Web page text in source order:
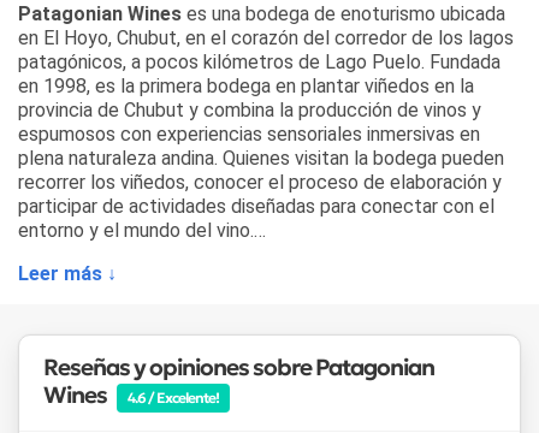
Patagonian Wines es una bodega de enoturismo ubicada
en El Hoyo, Chubut, en el corazón del corredor de los lagos
patagónicos, a pocos kilómetros de Lago Puelo. Fundada
en 1998, es la primera bodega en plantar viñedos en la
provincia de Chubut y combina la producción de vinos y
espumosos con experiencias sensoriales inmersivas en
plena naturaleza andina. Quienes visitan la bodega pueden
recorrer los viñedos, conocer el proceso de elaboración y
participar de actividades diseñadas para conectar con el
entorno y el mundo del vino.
La propuesta enológica de
Piedra Parada– Red Blend de Merlot y Pinot Noir,
Leer más ↓
Reseñas y opiniones sobre Patagonian
Wines
4.6 / Excelente!